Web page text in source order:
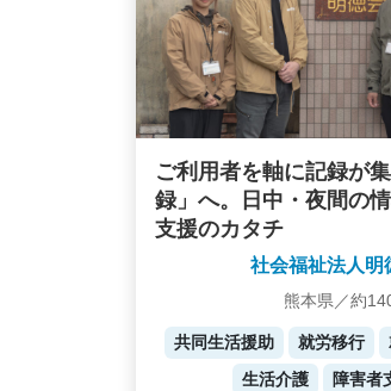
ご利用者を軸に記録が
録」へ。日中・夜間の
支援のカタチ
社会福祉法人明
熊本県／約
共同生活援助 就労移行
生活介護
障害者